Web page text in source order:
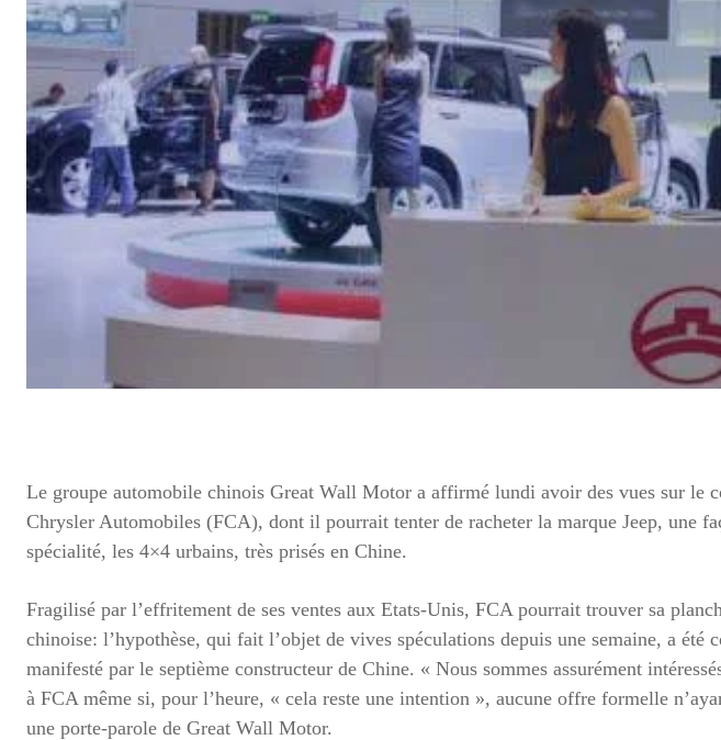
Le groupe automobile chinois Great Wall Motor a affirmé lundi avoir des vues sur le
Chrysler Automobiles (FCA), dont il pourrait tenter de racheter la marque Jeep, une
spécialité, les 4×4 urbains, très prisés en Chine.
Fragilisé par l’effritement de ses ventes aux Etats-Unis, FCA pourrait trouver sa
chinoise: l’hypothèse, qui fait l’objet de vives spéculations depuis une semaine, a été
manifesté par le septième constructeur de Chine. « Nous sommes assurément
à FCA même si, pour l’heure, « cela reste une intention », aucune offre formelle
une porte-parole de Great Wall Motor.